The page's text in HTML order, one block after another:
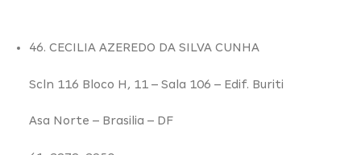
46. CECILIA AZEREDO DA SILVA CUNHA
Scln 116 Bloco H, 11 – Sala 106 – Edif. Buriti
Asa Norte – Brasilia – DF